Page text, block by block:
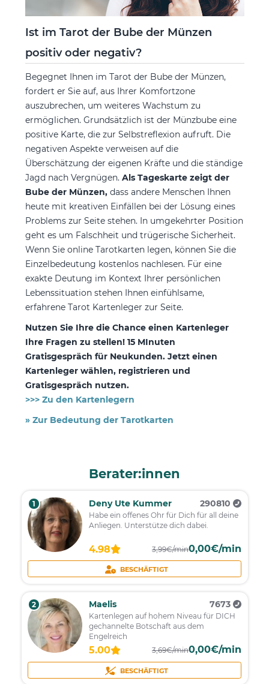
Ist im Tarot der Bube der Münzen
positiv oder negativ?
Begegnet Ihnen im Tarot der Bube der Münzen,
fordert er Sie auf, aus Ihrer Komfortzone
auszubrechen, um weiteres Wachstum zu
ermöglichen. Grundsätzlich ist der Münzbube eine
positive Karte, die zur Selbstreflexion aufruft. Die
negativen Aspekte verweisen auf die
Überschätzung der eigenen Kräfte und die ständige
Jagd nach Vergnügen. Als Tageskarte zeigt der
Bube der Münzen, dass andere Menschen Ihnen
heute mit kreativen Einfällen bei der Lösung eines
Problems zur Seite stehen. In umgekehrter Position
geht es um Falschheit und trügerische Sicherheit.
Wenn Sie online Tarotkarten legen, können Sie die
Einzelbedeutung kostenlos nachlesen. Für eine
exakte Deutung im Kontext Ihrer persönlichen
Lebenssituation stehen Ihnen einfühlsame,
erfahrene Tarot Kartenleger zur Seite.
Nutzen Sie Ihre die Chance einen Kartenleger
Ihre Fragen zu stellen! 15 MInuten
Gratisgespräch für Neukunden. Jetzt einen
Kartenleger wählen, registrieren und
Gratisgespräch nutzen.
>>> Zu den Kartenlegern
» Zur Bedeutung der Tarotkarten
Berater:innen
1 Deny Ute Kummer 290810
Habe ein offenes Ohr für Dich für all deine
Anliegen. Unterstütze dich dabei.
4.98 3,99€/min0,00€/min
BESCHÄFTIGT
2 Maelis 7673
Kartenlegen auf hohem Niveau für DICH
gechannelte Botschaft aus dem
Engelreich
5.00 3,69€/min0,00€/min
BESCHÄFTIGT